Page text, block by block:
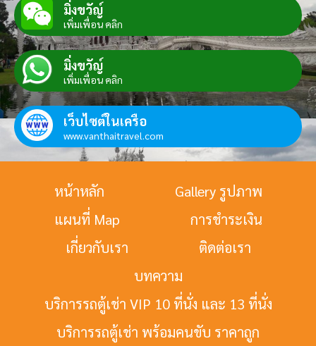
มิ่งขวัญ์
เพิ่มเพื่อน คลิก
มิ่งขวัญ์
เพิ่มเพื่อน คลิก
เว็บไซต์ในเครือ
www.vanthaitravel.com
หน้าหลัก
Gallery รูปภาพ
แผนที่ Map
การชำระเงิน
เกี่ยวกับเรา
ติดต่อเรา
บทความ
บริการรถตู้เช่า VIP 10 ที่นั่ง และ 13 ที่นั่ง
บริการรถตู้เช่า พร้อมคนขับ ราคาถูก